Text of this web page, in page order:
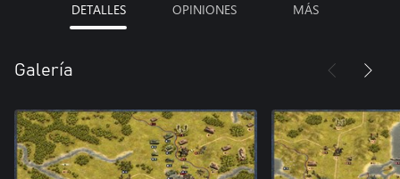
DETALLES OPINIONES MÁS
Galería